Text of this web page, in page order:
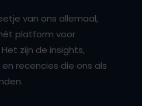
van ons allemaal,
platform voor
zijn de insights,
recencies die ons als